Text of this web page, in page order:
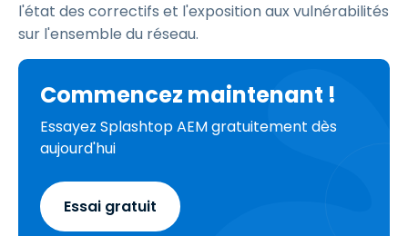
l'état des correctifs et l'exposition aux vulnérabilités
sur l'ensemble du réseau.
Commencez maintenant !
Essayez Splashtop AEM gratuitement dès
aujourd'hui
Essai gratuit